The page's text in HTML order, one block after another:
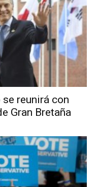
reunirá con
Gran Bretaña